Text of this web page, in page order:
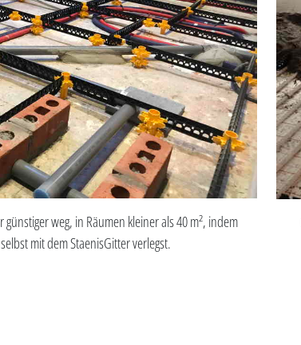
weg, in Räumen kleiner als 40 m², indem
mit dem StaenisGitter verlegst.